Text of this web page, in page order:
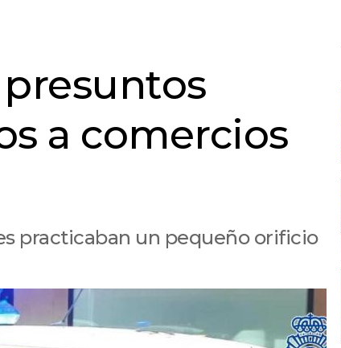
a comercios
practicaban un pequeño orificio